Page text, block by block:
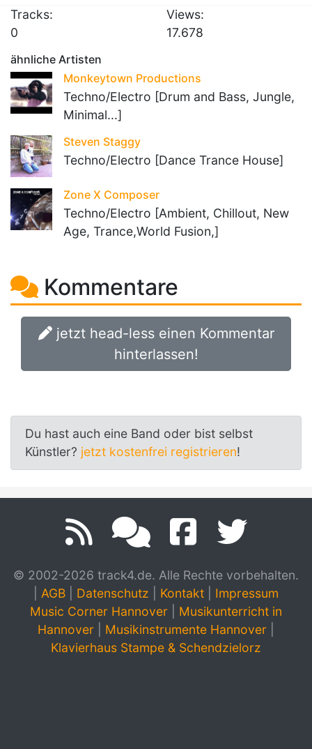
Tracks:
0
Views:
17.678
ähnliche Artisten
Monkeytown Productions
Techno/Electro [Drum and Bass, Jungle,
Minimal...]
Steven Staggy
Techno/Electro [Dance Trance House]
Zone X Composer
Techno/Electro [Ambient, Chillout, New
Age, Trance,World Fusion,]
Kommentare
jetzt head-less einen Kommentar
hinterlassen!
Du hast auch eine Band oder bist selbst
Künstler? jetzt kostenfrei registrieren!
© 2002-2026 track4.de. Alle Rechte vorbehalten.
AGB Datenschutz Kontakt
Impressum
Music Corner Hannover
Musikunterricht in
Hannover
Musikinstrumente Hannover
Klavierhaus Stampe & Schendzielorz